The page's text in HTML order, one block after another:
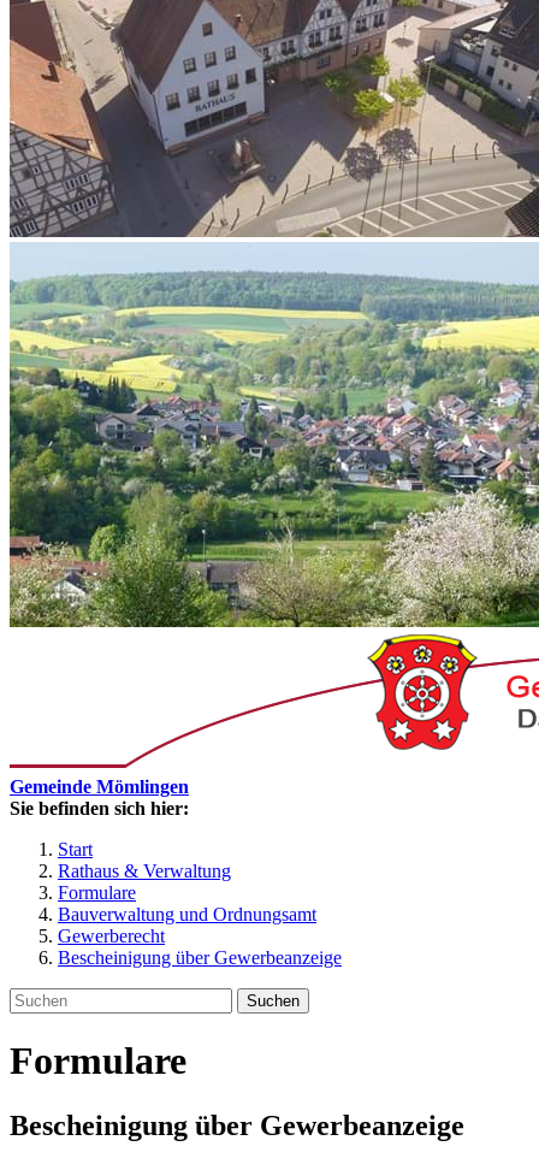
Gemeinde Mömlingen
Sie befinden sich hier:
Start
Rathaus & Verwaltung
Formulare
Bauverwaltung und Ordnungsamt
Gewerberecht
Bescheinigung über Gewerbeanzeige
Suchen
Formulare
Bescheinigung über Gewerbeanzeige